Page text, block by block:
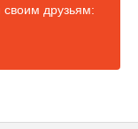
своим друзьям: